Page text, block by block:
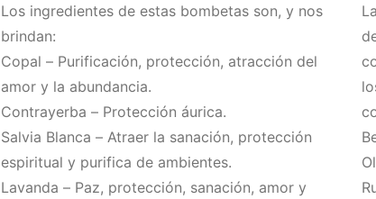
Los ingredientes de estas bombetas son, y nos
brindan:
Copal – Purificación, protección, atracción del
amor y la abundancia.
Contrayerba – Protección áurica.
Salvia Blanca – Atraer la sanación, protección
espiritual y purifica de ambientes.
Lavanda – Paz, protección, sanación, amor y